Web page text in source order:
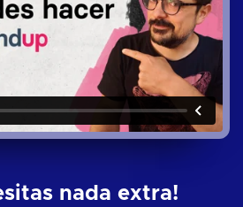
nada extra!